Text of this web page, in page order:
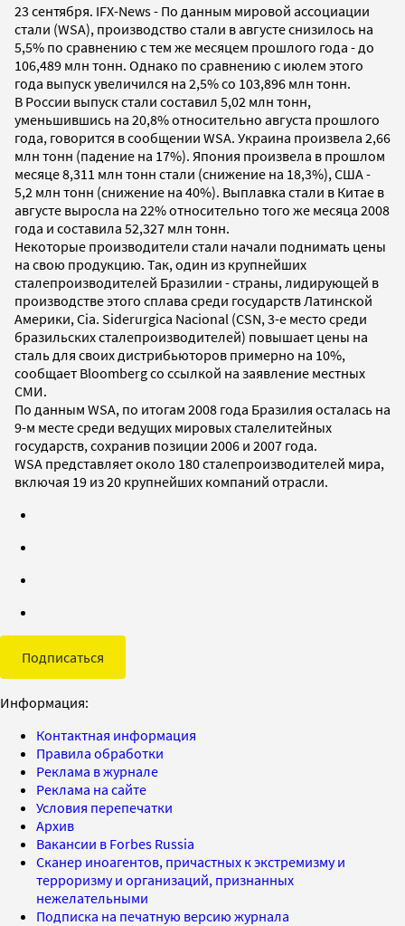
23 сентября. IFX-News - По данным мировой ассоциации
стали (WSA), производство стали в августе снизилось на
5,5% по сравнению с тем же месяцем прошлого года - до
106,489 млн тонн. Однако по сравнению с июлем этого
года выпуск увеличился на 2,5% со 103,896 млн тонн.
В России выпуск стали составил 5,02 млн тонн,
уменьшившись на 20,8% относительно августа прошлого
года, говорится в сообщении WSA. Украина произвела 2,66
млн тонн (падение на 17%). Япония произвела в прошлом
месяце 8,311 млн тонн стали (снижение на 18,3%), США -
5,2 млн тонн (снижение на 40%). Выплавка стали в Китае в
августе выросла на 22% относительно того же месяца 2008
года и составила 52,327 млн тонн.
Некоторые производители стали начали поднимать цены
на свою продукцию. Так, один из крупнейших
сталепроизводителей Бразилии - страны, лидирующей в
производстве этого сплава среди государств Латинской
Америки, Cia. Siderurgica Nacional (CSN, 3-е место среди
бразильских сталепроизводителей) повышает цены на
сталь для своих дистрибьюторов примерно на 10%,
сообщает Bloomberg со ссылкой на заявление местных
СМИ.
По данным WSA, по итогам 2008 года Бразилия осталась на
9-м месте среди ведущих мировых сталелитейных
государств, сохранив позиции 2006 и 2007 года.
WSA представляет около 180 сталепроизводителей мира,
включая 19 из 20 крупнейших компаний отрасли.
Подписаться
Информация:
Контактная информация
Правила обработки
Реклама в журнале
Реклама на сайте
Условия перепечатки
Архив
Вакансии в Forbes Russia
Сканер иноагентов, причастных к экстремизму и
терроризму и организаций, признанных
нежелательными
Подписка на печатную версию журнала